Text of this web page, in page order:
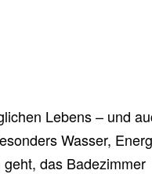
Lebens – und
Wasser,
das Badezimmer